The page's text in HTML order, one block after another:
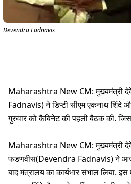
Devendra Fadnavis
Maharashtra New CM: मुख्यमंत्री
Fadnavis) ने डिप्टी सीएम एकनाथ शिंदे
गुरुवार को कैबिनेट की पहली बैठक की.
Maharashtra New CM: मुख्यमंत्री
फडणवीस(Devendra Fadnavis) ने
बाद मंत्रालय का कार्यभार संभाल लिया.